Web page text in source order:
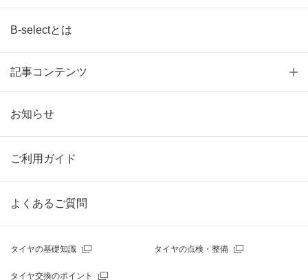
B-selectとは
記事コンテンツ
お知らせ
ご利用ガイド
よくあるご質問
タイヤの基礎知識 タイヤの点検・整備
タイヤ交換のポイント